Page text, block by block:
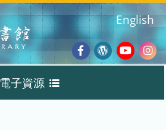
Facebook
Wordpress
English
電子資源